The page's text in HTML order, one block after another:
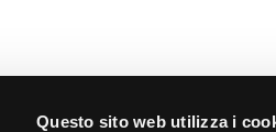
Questo sito web utilizza i